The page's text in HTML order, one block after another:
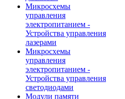
Микросхемы
управления
электропитанием -
Устройства управления
лазерами
Микросхемы
управления
электропитанием -
Устройства управления
светодиодами
Модули памяти